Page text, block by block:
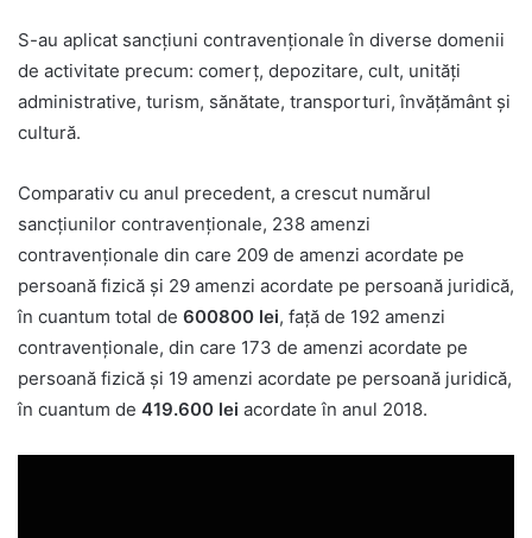
S-au aplicat sancţiuni contravenţionale în diverse domenii
de activitate precum: comerţ, depozitare, cult, unităţi
administrative, turism, sănătate, transporturi, învăţământ şi
cultură.
Comparativ cu anul precedent, a crescut numărul
sancţiunilor contravenţionale, 238 amenzi
contravenţionale din care 209 de amenzi acordate pe
persoană fizică şi 29 amenzi acordate pe persoană juridică,
în cuantum total de 600800 lei, faţă de 192 amenzi
contravenţionale, din care 173 de amenzi acordate pe
persoană fizică şi 19 amenzi acordate pe persoană juridică,
în cuantum de 419.600 lei acordate în anul 2018.